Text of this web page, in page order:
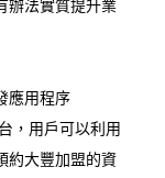
辦法實質提升業
應用程序
，用戶可以利用
約大豐加盟的資